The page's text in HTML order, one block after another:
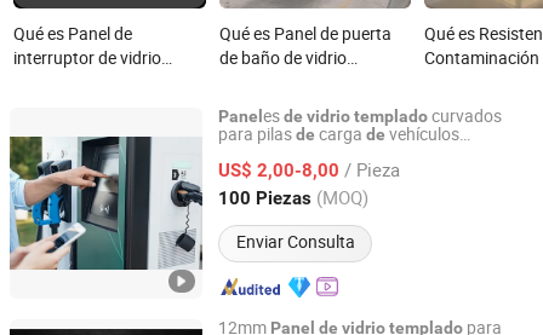
Qué es Panel de
interruptor de vidrio
Qué es Panel de puerta
de baño de vidrio
personalizado
Qué es
Personalizado
Sola Pieza para
Panel esde vidriotempladocurvados
para pilasde carga de vehículos
US$ 2,00-8,00 / Pieza
100 Piezas (MOQ)
Enviar Consulta
DONGGUAN SAIDA GLASS CO.,LTD
Guangdong, China Desde 2018
12mm Panel de vidriotemplado para